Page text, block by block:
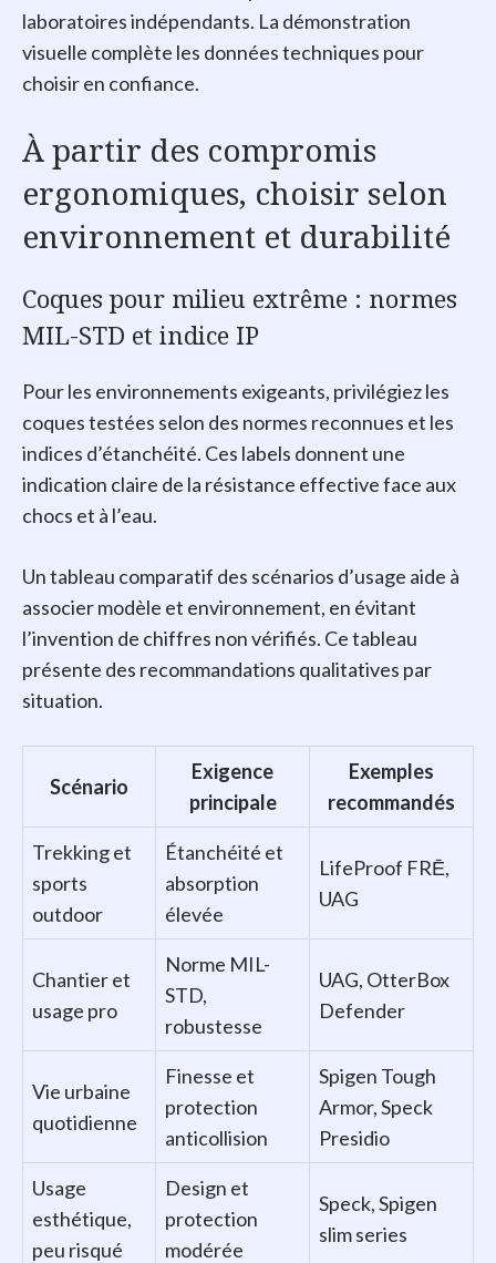
laboratoires indépendants. La démonstration
visuelle complète les données techniques pour
choisir en confiance.
À partir des compromis
ergonomiques, choisir selon
environnement et durabilité
Coques pour milieu extrême : normes
MIL-STD et indice IP
Pour les environnements exigeants, privilégiez les
coques testées selon des normes reconnues et les
indices d’étanchéité. Ces labels donnent une
indication claire de la résistance effective face aux
chocs et à l’eau.
Un tableau comparatif des scénarios d’usage aide à
associer modèle et environnement, en évitant
l’invention de chiffres non vérifiés. Ce tableau
présente des recommandations qualitatives par
situation.
Scénario
Exigence
principale
Exemples
recommandés
Trekking et
sports
outdoor
Étanchéité et
absorption
élevée
LifeProof FRĒ,
UAG
Chantier et
usage pro
Norme MIL-
STD,
robustesse
UAG, OtterBox
Defender
Vie urbaine
quotidienne
Finesse et
protection
anticollision
Spigen Tough
Armor, Speck
Presidio
Usage
esthétique,
peu risqué
Design et
protection
modérée
Speck, Spigen
slim series